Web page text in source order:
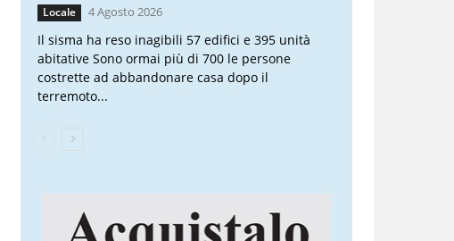
Locale 4 Agosto 2026
Il sisma ha reso inagibili 57 edifici e 395 unità
abitative Sono ormai più di 700 le persone
costrette ad abbandonare casa dopo il
terremoto...